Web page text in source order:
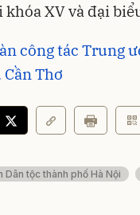
khóa XV và đại
công tác Trung
Cần Thơ
Dân tộc thành phố Hà Nội